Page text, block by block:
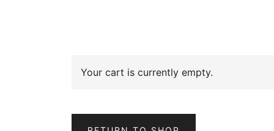
Your cart is currently empty.